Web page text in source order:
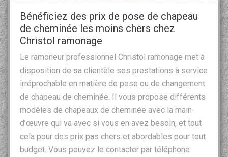
Bénéficiez des prix de pose de chapeau
de cheminée les moins chers chez
Christol ramonage
Le ramoneur professionnel Christol ramonage met à
disposition de sa clientèle ses prestations à service
irréprochable en matière de pose ou de changement
de chapeau de cheminée. Il vous propose différents
modèles de chapeaux de cheminée avec la main-
d’œuvre qui va avec si vous en avez besoin, et tout
cela pour des prix pas chers et abordables pour tout
budget. Vous pouvez le contacter par téléphone